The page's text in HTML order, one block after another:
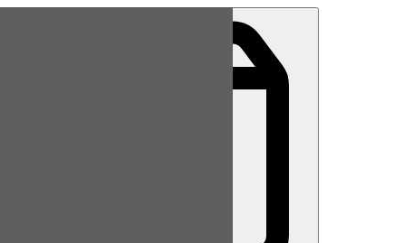
ميس شوكلت| مطعم للطلب اونلاين